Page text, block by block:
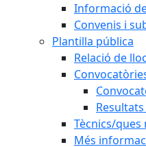
Informació
Convenis i
Plantilla pública
Relació de
Tècnics/ques
Més